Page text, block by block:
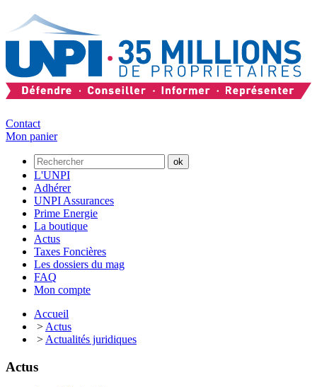
Contact
Mon panier
L'UNPI
Adhérer
UNPI Assurances
Prime Energie
La boutique
Actus
Taxes Foncières
Les dossiers du mag
FAQ
Mon compte
Accueil
> Actus
> Actualités juridiques
Actus